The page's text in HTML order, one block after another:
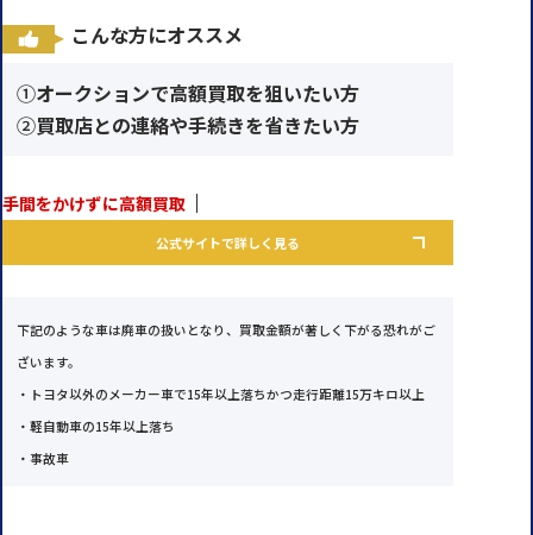
こんな方にオススメ
①オークションで高額買取を狙いたい方
②買取店との連絡や手続きを省きたい方
手間をかけずに高額買取
公式サイトで詳しく見る
下記のような車は廃車の扱いとなり、買取金額が著しく下がる恐れがご
ざいます。
・トヨタ以外のメーカー車で15年以上落ちかつ走行距離15万キロ以上
・軽自動車の15年以上落ち
・事故車